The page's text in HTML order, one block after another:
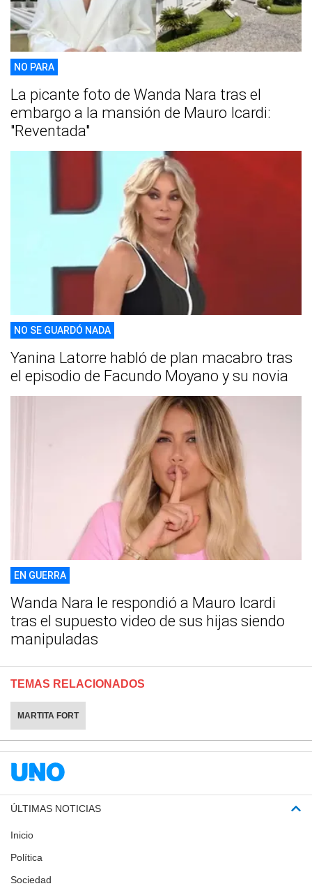
NO PARA
La picante foto de Wanda Nara tras el
embargo a la mansión de Mauro Icardi:
"Reventada"
NO SE GUARDÓ NADA
Yanina Latorre habló de plan macabro tras
el episodio de Facundo Moyano y su novia
EN GUERRA
Wanda Nara le respondió a Mauro Icardi
tras el supuesto video de sus hijas siendo
manipuladas
TEMAS RELACIONADOS
MARTITA FORT
ÚLTIMAS NOTICIAS
Inicio
Política
Sociedad